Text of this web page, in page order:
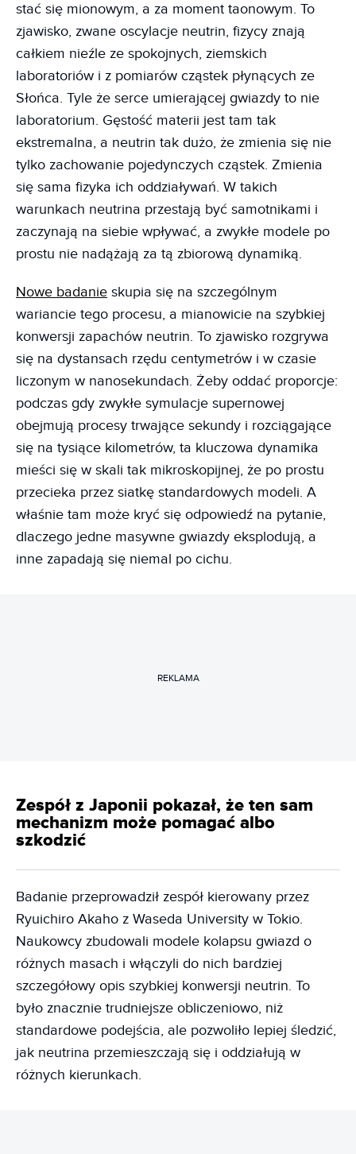
stać się mionowym, a za moment taonowym. To
zjawisko, zwane oscylacje neutrin, fizycy znają
całkiem nieźle ze spokojnych, ziemskich
laboratoriów i z pomiarów cząstek płynących ze
Słońca. Tyle że serce umierającej gwiazdy to nie
laboratorium. Gęstość materii jest tam tak
ekstremalna, a neutrin tak dużo, że zmienia się nie
tylko zachowanie pojedynczych cząstek. Zmienia
się sama fizyka ich oddziaływań. W takich
warunkach neutrina przestają być samotnikami i
zaczynają na siebie wpływać, a zwykłe modele po
prostu nie nadążają za tą zbiorową dynamiką.
Nowe badanie skupia się na szczególnym
wariancie tego procesu, a mianowicie na szybkiej
konwersji zapachów neutrin. To zjawisko rozgrywa
się na dystansach rzędu centymetrów i w czasie
liczonym w nanosekundach. Żeby oddać proporcje:
podczas gdy zwykłe symulacje supernowej
obejmują procesy trwające sekundy i rozciągające
się na tysiące kilometrów, ta kluczowa dynamika
mieści się w skali tak mikroskopijnej, że po prostu
przecieka przez siatkę standardowych modeli. A
właśnie tam może kryć się odpowiedź na pytanie,
dlaczego jedne masywne gwiazdy eksplodują, a
inne zapadają się niemal po cichu.
REKLAMA
Zespół z Japonii pokazał, że ten sam
mechanizm może pomagać albo
szkodzić
Badanie przeprowadził zespół kierowany przez
Ryuichiro Akaho z Waseda University w Tokio.
Naukowcy zbudowali modele kolapsu gwiazd o
różnych masach i włączyli do nich bardziej
szczegółowy opis szybkiej konwersji neutrin. To
było znacznie trudniejsze obliczeniowo, niż
standardowe podejścia, ale pozwoliło lepiej śledzić,
jak neutrina przemieszczają się i oddziałują w
różnych kierunkach.